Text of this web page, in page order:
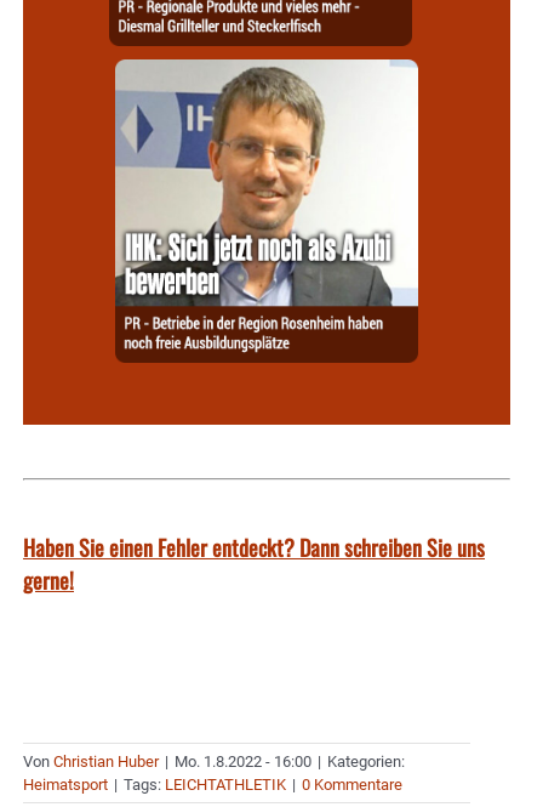
Haben Sie einen Fehler entdeckt? Dann schreiben Sie uns
gerne!
Von Christian Huber | Mo. 1.8.2022 - 16:00 | Kategorien:
Heimatsport | Tags: LEICHTATHLETIK | 0 Kommentare